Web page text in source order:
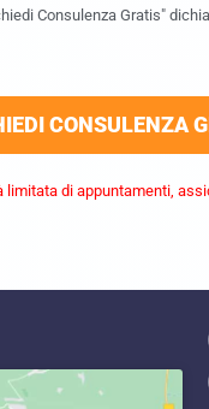
Consulenza Gratis"
CONSULENZA
limitata di appuntamenti,